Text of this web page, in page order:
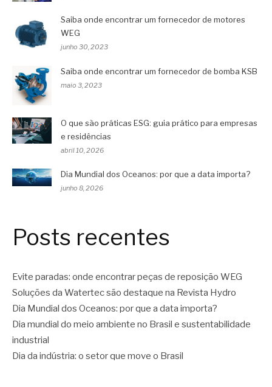
Saiba onde encontrar um fornecedor de motores
WEG
junho 30, 2023
Saiba onde encontrar um fornecedor de bomba KSB
maio 3, 2023
O que são práticas ESG: guia prático para empresas
e residências
abril 10, 2026
Dia Mundial dos Oceanos: por que a data importa?
junho 8, 2026
Posts recentes
Evite paradas: onde encontrar peças de reposição WEG
Soluções da Watertec são destaque na Revista Hydro
Dia Mundial dos Oceanos: por que a data importa?
Dia mundial do meio ambiente no Brasil e sustentabilidade
industrial
Dia da indústria: o setor que move o Brasil